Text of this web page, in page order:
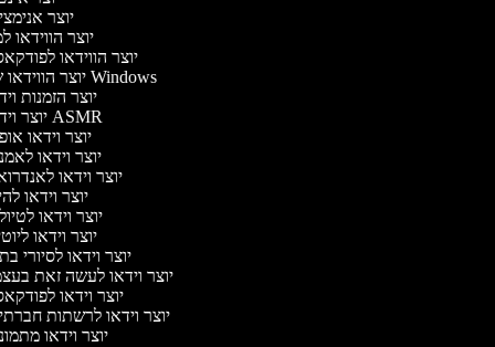
יוצר
יוצר הווידאו
יוצר הווידאו
יוצר הווידאו של Windows
יוצר הזמנות
יוצר וידאו ASMR
יוצר וידאו
יוצר וידאו
יוצר וידאו
יוצר וידאו
יוצר וידאו
יוצר וידאו
יוצר וידאו לסיורי
יוצר וידאו לעשה זאת
יוצר וידאו
יוצר וידאו לרשתות
יוצר וידאו